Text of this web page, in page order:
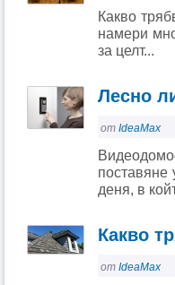
Какво
намери
за целт...
Лесно
от IdeaMax
поставяне
деня, в
Какво
от IdeaMax